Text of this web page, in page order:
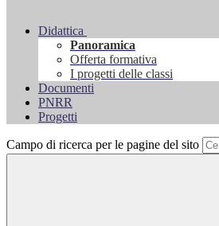
Didattica
Panoramica
Offerta formativa
I progetti delle classi
Documenti
PNRR
Progetti
Campo di ricerca per le pagine del sito